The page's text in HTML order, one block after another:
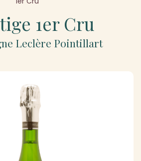
1er Cru
Leclère Pointillart